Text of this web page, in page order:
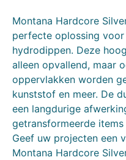
Montana Hardcore
perfecte oplossing
hydrodippen. Deze
alleen opvallend, maar
oppervlakken worden
kunststof en meer. De
een langdurige
getransformeerde
Geef uw projecten een
Montana Hardcore